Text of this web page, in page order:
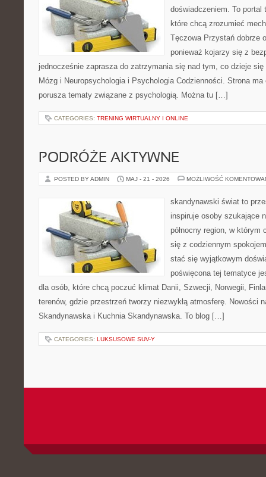
doświadczeniem. To
które chcą zrozumieć
Tęczowa Przystań dobrze
ponieważ kojarzy się z
jednocześnie zaprasza do zatrzymania się nad tym, co dzieje się
Mózg i Neuropsychologia i Psychologia Codzienności. Strona
porusza tematy związane z psychologią. Można tu […]
CATEGORIES: TRENING WIRTUALNY I ONLINE
PODRÓŻE AKTYWNE
POSTED BY ADMIN MAJ - 21 - 2026 MOŻLIWOŚĆ
skandynawski świat to
inspiruje osoby szukające
północny region, w
się z codziennym
stać się wyjątkowym
poświęcona tej tematyce
dla osób, które chcą poczuć klimat Danii, Szwecji, Norwegii,
terenów, gdzie przestrzeń tworzy niezwykłą atmosferę. Nowości
Skandynawska i Kuchnia Skandynawska. To blog […]
CATEGORIES: LUKSUSOWE SUV-Y